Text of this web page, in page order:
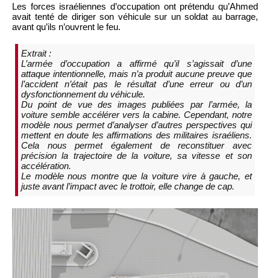
Les forces israéliennes d’occupation ont prétendu qu’Ahmed
avait tenté de diriger son véhicule sur un soldat au barrage,
avant qu’ils n’ouvrent le feu.
Extrait :
L’armée d’occupation a affirmé qu’il s’agissait d’une
attaque intentionnelle, mais n’a produit aucune preuve que
l’accident n’était pas le résultat d’une erreur ou d’un
dysfonctionnement du véhicule.
Du point de vue des images publiées par l’armée, la
voiture semble accélérer vers la cabine. Cependant, notre
modèle nous permet d’analyser d’autres perspectives qui
mettent en doute les affirmations des militaires israéliens.
Cela nous permet également de reconstituer avec
précision la trajectoire de la voiture, sa vitesse et son
accélération.
Le modèle nous montre que la voiture vire à gauche, et
juste avant l’impact avec le trottoir, elle change de cap.